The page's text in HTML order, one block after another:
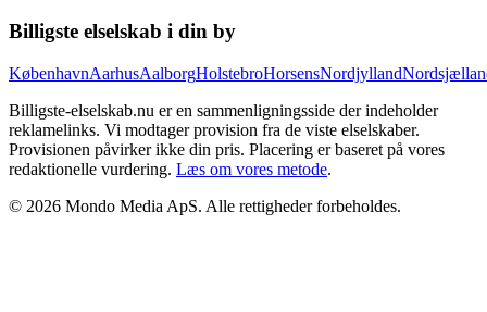
Billigste elselskab i din by
KøbenhavnAarhusAalborgHolstebroHorsensNordjylland
Billigste-elselskab.nu er en sammenligningsside der indeholder
reklamelinks. Vi modtager provision fra de viste elselskaber.
Provisionen påvirker ikke din pris. Placering er baseret på vores
redaktionelle vurdering. Læs om vores metode.
© 2026 Mondo Media ApS. Alle rettigheder forbeholdes.